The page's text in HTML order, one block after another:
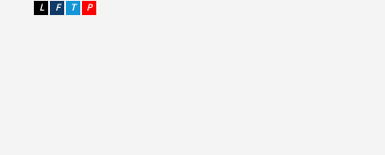
P
T
F
L